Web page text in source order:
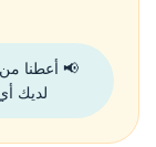
📢 أعطنا
لديك